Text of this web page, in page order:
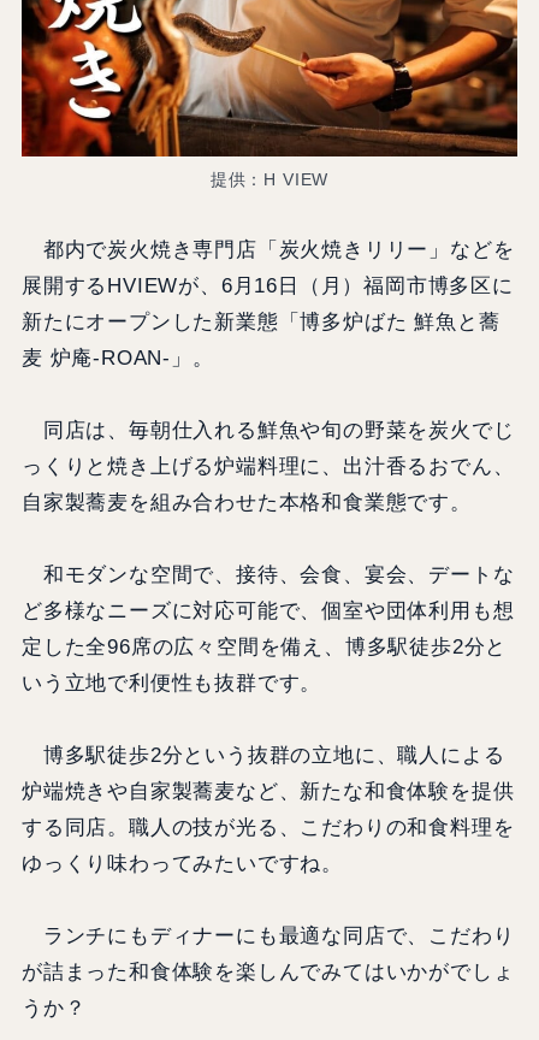
提供：H VIEW
都内で炭火焼き専門店「炭火焼きリリー」などを
展開するHVIEWが、6月16日（月）福岡市博多区に
新たにオープンした新業態「博多炉ばた 鮮魚と蕎
麦 炉庵‑ROAN‑」。
同店は、毎朝仕入れる鮮魚や旬の野菜を炭火でじ
っくりと焼き上げる炉端料理に、出汁香るおでん、
自家製蕎麦を組み合わせた本格和食業態です。
和モダンな空間で、接待、会食、宴会、デートな
ど多様なニーズに対応可能で、個室や団体利用も想
定した全96席の広々空間を備え、博多駅徒歩2分と
いう立地で利便性も抜群です。
博多駅徒歩2分という抜群の立地に、職人による
炉端焼きや自家製蕎麦など、新たな和食体験を提供
する同店。職人の技が光る、こだわりの和食料理を
ゆっくり味わってみたいですね。
ランチにもディナーにも最適な同店で、こだわり
が詰まった和食体験を楽しんでみてはいかがでしょ
うか？